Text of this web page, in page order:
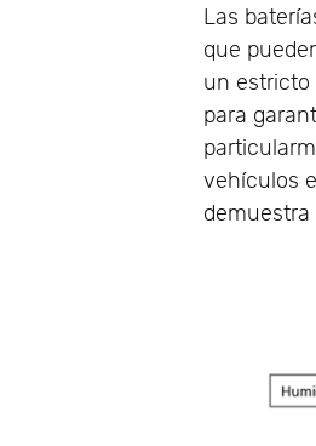
Las
que
un estricto
para
vehículos
demuestra